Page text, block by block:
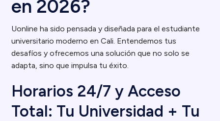
en 2026?
Uonline ha sido pensada y diseñada para el estudiante
universitario moderno en Cali. Entendemos tus
desafíos y ofrecemos una solución que no solo se
adapta, sino que impulsa tu éxito.
Horarios 24/7 y Acceso
Total: Tu Universidad + Tu